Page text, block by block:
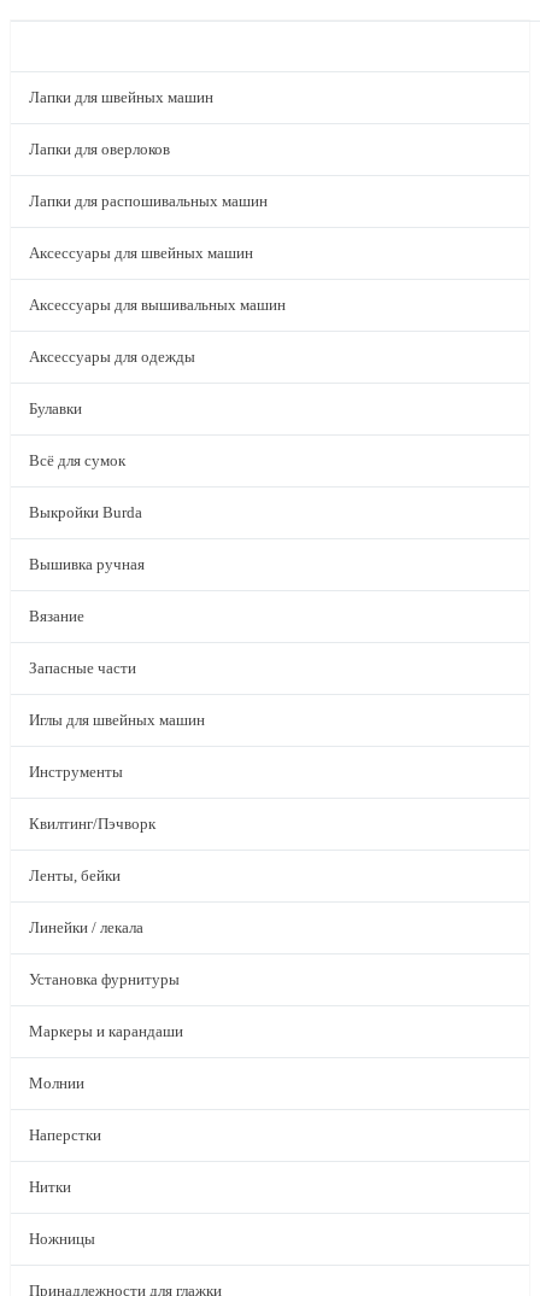
Лапки для швейных машин
Лапки для оверлоков
Лапки для распошивальных машин
Аксессуары для швейных машин
Аксессуары для вышивальных машин
Аксессуары для одежды
Булавки
Всё для сумок
Выкройки Burda
Вышивка ручная
Вязание
Запасные части
Иглы для швейных машин
Инструменты
Квилтинг/Пэчворк
Ленты, бейки
Линейки / лекала
Установка фурнитуры
Маркеры и карандаши
Молнии
Наперстки
Нитки
Ножницы
Принадлежности для глажки